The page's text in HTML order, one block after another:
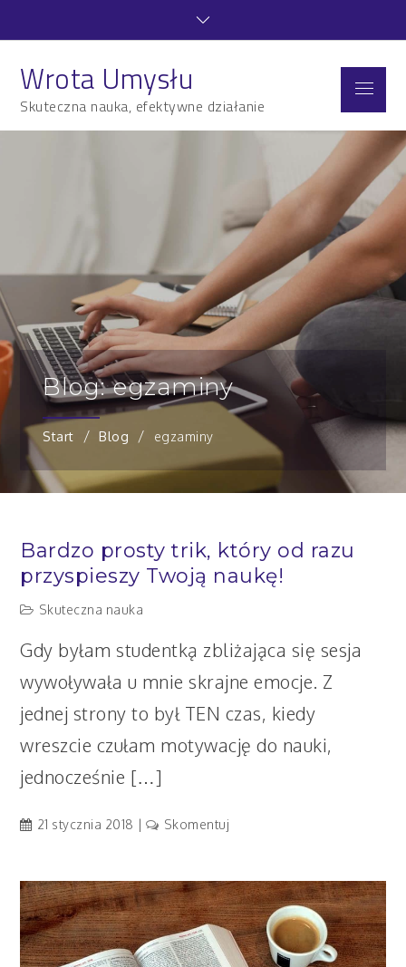
Wrota Umysłu
Skuteczna nauka, efektywne działanie
Menu
Blog: egzaminy
Start Blog egzaminy
Bardzo prosty trik, który od razu
przyspieszy Twoją naukę!
Skuteczna nauka
Gdy byłam studentką zbliżająca się sesja
wywoływała u mnie skrajne emocje. Z
jednej strony to był TEN czas, kiedy
wreszcie czułam motywację do nauki,
jednocześnie […]
21 stycznia 2018 Skomentuj
trik,
który
od
razu